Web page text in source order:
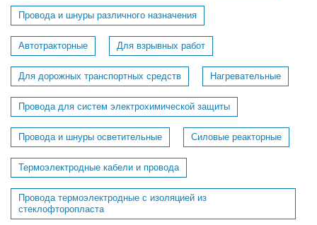
Провода и шнуры различного назначения
Автотракторные Для взрывных работ
Для дорожных транспортных средств Нагревательные
Провода для систем электрохимической защиты
Провода и шнуры осветительные Силовые реакторные
Термоэлектродные кабели и провода
Провода термоэлектродные с изоляцией из
стеклофторопласта